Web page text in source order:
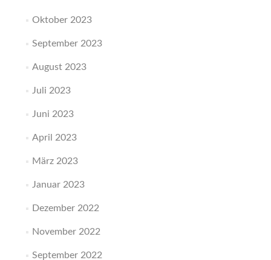
Oktober 2023
September 2023
August 2023
Juli 2023
Juni 2023
April 2023
März 2023
Januar 2023
Dezember 2022
November 2022
September 2022